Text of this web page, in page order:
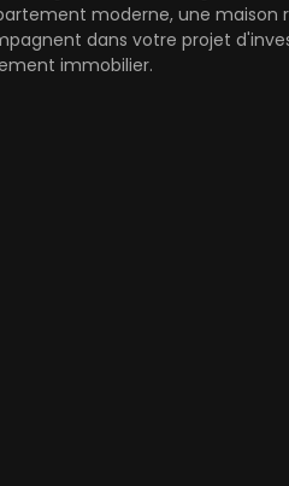
moderne, une maison
dans votre projet
immobilier.